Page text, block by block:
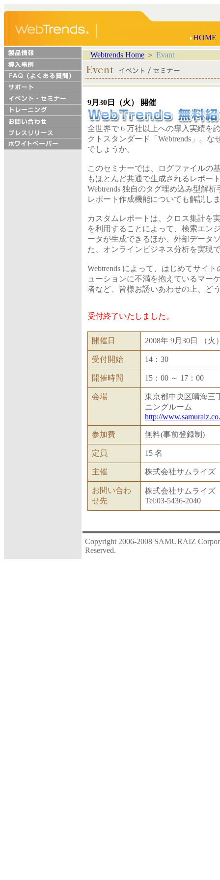
HOME
Webtrends Home ＞ Evant
9月30日（火） 開催
全世界で 6 万社以上への導入実績を
クトスタンダード「Webtrends」。
でしょうか。
このセミナーでは、ログファイルの
もほとんど共通で生成されるレポー
Webtrends 独自のタグ埋め込み型解
レポート作成機能についても解説し
カスタムレポートは、クロス集計を
を利用することによって、検索エン
ータが生成できるほか、外部データ
た、オンラインビジネス分析を実現
Webtrends によって、はじめてサイ
ューションに不満を抱えているマー
者など、皆様お誘いあわせの上、ど
受付終了いたしました。
開催日 2008年 9月30日 （火
受付開始 14：30
開催時間 15：00 ～ 17：00
会場
東京都中央区晴海三
ニングルーム
http://
参加費 無料(事前登録制)
定員 15 名
主催 株式会社サムライズ
お問い合わ
せ先
株式会社サムライズ
Tel:03-5436-2040
Copyright 2006-2008 SAMURAIZ
Reserved.